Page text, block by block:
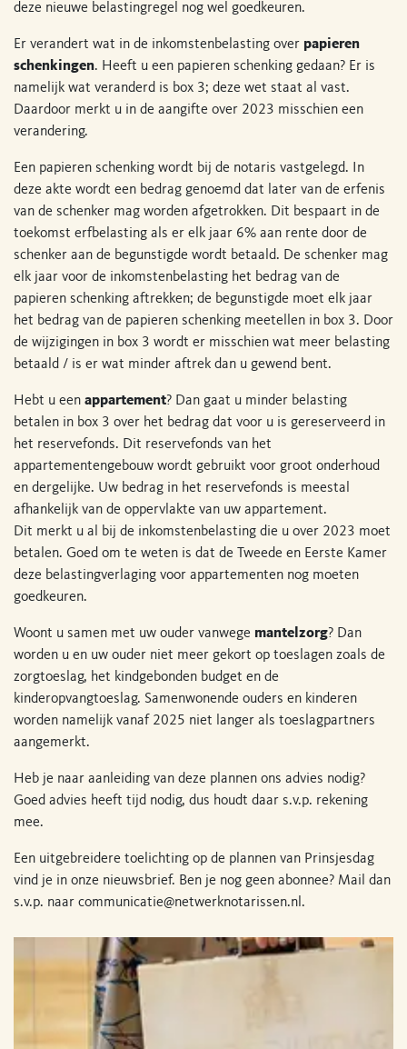
deze nieuwe belastingregel nog wel goedkeuren.
Er verandert wat in de inkomstenbelasting over papieren
schenkingen. Heeft u een papieren schenking gedaan? Er is
namelijk wat veranderd is box 3; deze wet staat al vast.
Daardoor merkt u in de aangifte over 2023 misschien een
verandering.
Een papieren schenking wordt bij de notaris vastgelegd. In
deze akte wordt een bedrag genoemd dat later van de erfenis
van de schenker mag worden afgetrokken. Dit bespaart in de
toekomst erfbelasting als er elk jaar 6% aan rente door de
schenker aan de begunstigde wordt betaald. De schenker mag
elk jaar voor de inkomstenbelasting het bedrag van de
papieren schenking aftrekken; de begunstigde moet elk jaar
het bedrag van de papieren schenking meetellen in box 3. Door
de wijzigingen in box 3 wordt er misschien wat meer belasting
betaald / is er wat minder aftrek dan u gewend bent.
Hebt u een appartement? Dan gaat u minder belasting
betalen in box 3 over het bedrag dat voor u is gereserveerd in
het reservefonds. Dit reservefonds van het
appartementengebouw wordt gebruikt voor groot onderhoud
en dergelijke. Uw bedrag in het reservefonds is meestal
afhankelijk van de oppervlakte van uw appartement.
Dit merkt u al bij de inkomstenbelasting die u over 2023 moet
betalen. Goed om te weten is dat de Tweede en Eerste Kamer
deze belastingverlaging voor appartementen nog moeten
goedkeuren.
Woont u samen met uw ouder vanwege mantelzorg? Dan
worden u en uw ouder niet meer gekort op toeslagen zoals de
zorgtoeslag, het kindgebonden budget en de
kinderopvangtoeslag. Samenwonende ouders en kinderen
worden namelijk vanaf 2025 niet langer als toeslagpartners
aangemerkt.
Heb je naar aanleiding van deze plannen ons advies nodig?
Goed advies heeft tijd nodig, dus houdt daar s.v.p. rekening
mee.
Een uitgebreidere toelichting op de plannen van Prinsjesdag
vind je in onze nieuwsbrief. Ben je nog geen abonnee? Mail dan
s.v.p. naar communicatie@netwerknotarissen.nl .